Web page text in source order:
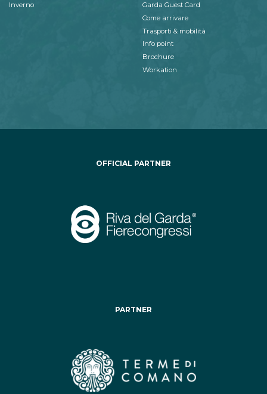
Inverno
Garda Guest Card
Come arrivare
Trasporti & mobilità
Info point
Brochure
Workation
OFFICIAL PARTNER
PARTNER